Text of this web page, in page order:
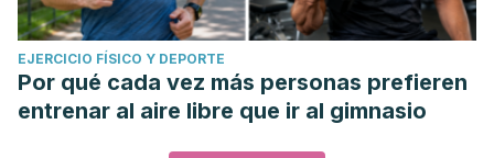
EJERCICIO FÍSICO Y DEPORTE
Por qué cada vez más personas prefieren
entrenar al aire libre que ir al gimnasio